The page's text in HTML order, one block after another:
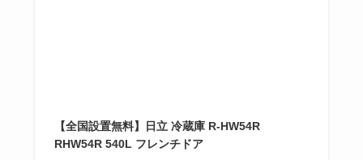
【全国設置無料】日立 冷蔵庫 R-HW54R
RHW54R 540L フレンチドア